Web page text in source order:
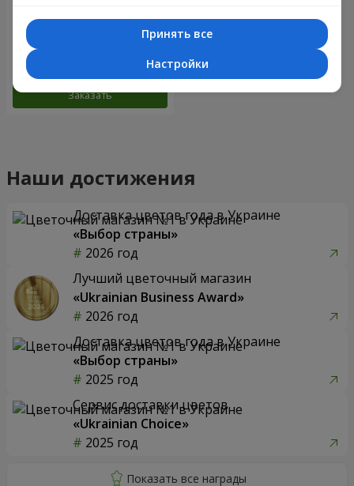
Фонтан шаров "Радужное
настроение"
Заказать
Наши достижения
Доставка цветов года в Украине
«Выбор страны»
2026 год
Лучший цветочный магазин
«Ukrainian Business Award»
2026 год
Доставка цветов года в Украине
«Выбор страны»
2025 год
Сервис доставки цветов
«Ukrainian Choice»
2025 год
Принять все
Настройки